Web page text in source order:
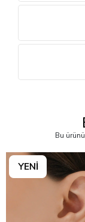
Bu